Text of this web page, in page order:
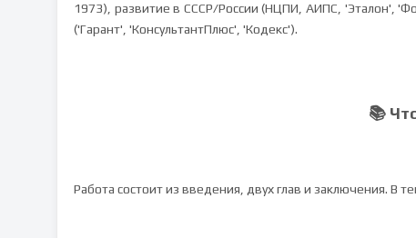
1973), развитие в СССР/России (НЦПИ, АИПС, 'Эталон',
('Гарант', 'КонсультантПлюс', 'Кодекс').
📚
Работа состоит из введения, двух глав и заключения. В